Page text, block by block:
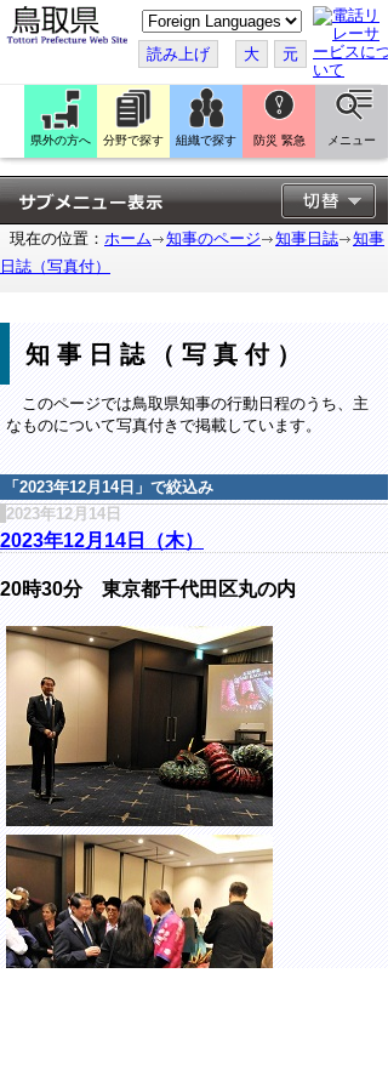
こ
の
ペ
ー
ジ
翻
訳
す
る
読み上げ 大 元
県外の方へ 分野で探す 組織で探す 防災 緊急 メニュー
現在の位置： ホーム 知事のページ 知事日誌
知事
日誌（写真付）
知事日誌（写真付）
このページでは鳥取県知事の行動日程のうち、主
なものについて写真付きで掲載しています。
「 2023年12月14日 」で絞込み
2023年12月14日
2023年12月14日（木）
20時30分 東京都千代田区丸の内